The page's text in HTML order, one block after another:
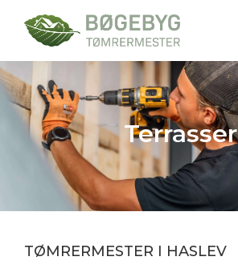
Terrasser
TØMRERMESTER I HASLEV